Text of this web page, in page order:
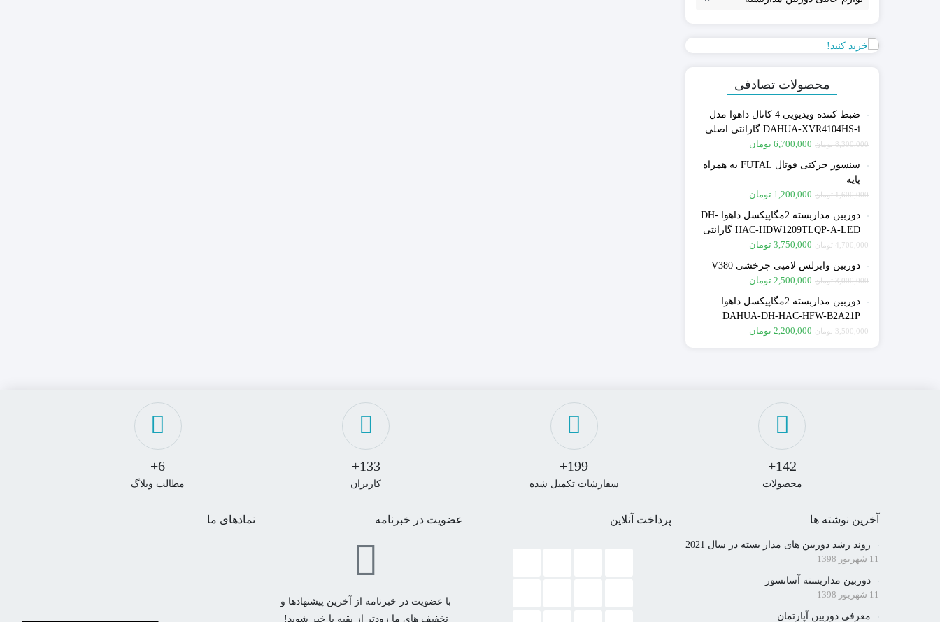
محصولات تصادفی
ضبط کننده ویدیویی 4 کانال داهوا مدل
DAHUA-XVR4104HS-i گارانتی اصلی
دوساله
8,300,000 تومان 6,700,000 تومان
سنسور حرکتی فوتال FUTAL به همراه
پایه
1,600,000 تومان 1,200,000 تومان
دوربین مداربسته 2مگاپیکسل داهوا DH-
HAC-HDW1209TLQP-A-LED گارانتی
اصلی دوساله
4,700,000 تومان 3,750,000 تومان
دوربین وایرلس لامپی چرخشی V380
3,000,000 تومان 2,500,000 تومان
دوربین مداربسته 2مگاپیکسل داهوا
DAHUA-DH-HAC-HFW-B2A21P
گارانتی اصلی دوساله
3,500,000 تومان 2,200,000 تومان
142+
محصولات
199+
سفارشات تکمیل شده
133+
کاربران
6+
مطالب وبلاگ
آخرین نوشته ها
روند رشد دوربین های مدار بسته در سال 2021
11 شهریور 1398
دوربین مداربسته آسانسور
11 شهریور 1398
معرفی دوربین آپارتمان
پرداخت آنلاین عضویت در خبرنامه
با عضویت در خبرنامه از آخرین پیشنهادها و
تخفیف های ما زودتر از بقیه با خبر شوید!
نمادهای ما